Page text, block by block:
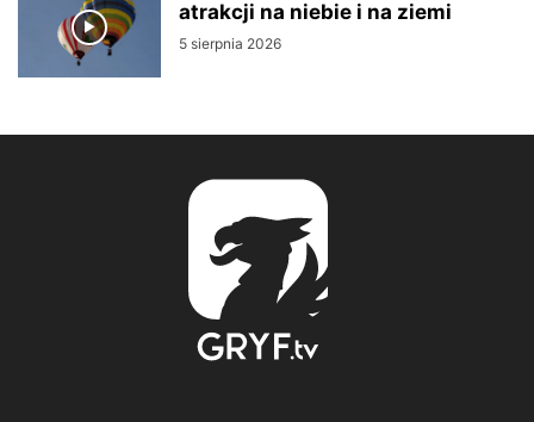
atrakcji na niebie i na ziemi
5 sierpnia 2026